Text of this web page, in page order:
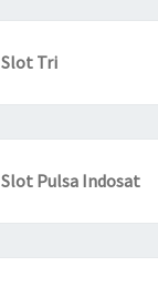
Slot Tri
Slot Pulsa Indosat